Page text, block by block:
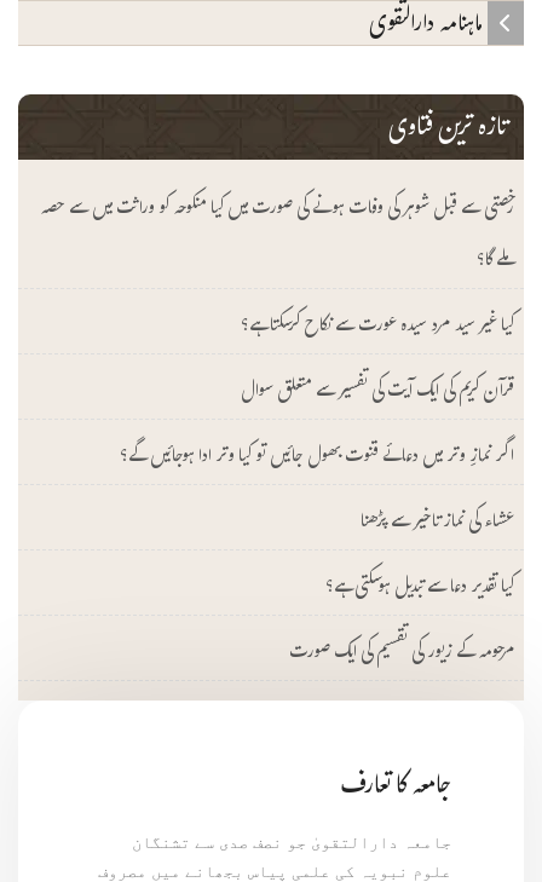
ماہنامہ دارالتقوی
تازہ ترین فتاوی
رخصتی سے قبل شوہر کی وفات ہونے کی صورت میں کیا منکوحہ کو وراثت میں سے حصہ
ملے گا؟
کیا غیر سید مرد سیدہ عورت سے نکاح کرسکتا ہے؟
قرآن کریم کی ایک آیت کی تفسیر سے متعلق سوال
اگر نمازِ وتر میں دعائے قنوت بھول جائیں تو کیا وتر ادا ہوجائیں گے؟
عشاء کی نماز تاخیر سے پڑھنا
کیا تقدیر دعا سے تبدیل ہوسکتی ہے؟
مرحومہ کے زیور کی تقسیم کی ایک صورت
جامعہ کا تعارف
جامعہ دارالتقویٰ جو نصف صدی سے تشنگان
علوم نبویہ کی علمی پیاس بجھانے میں مصروف